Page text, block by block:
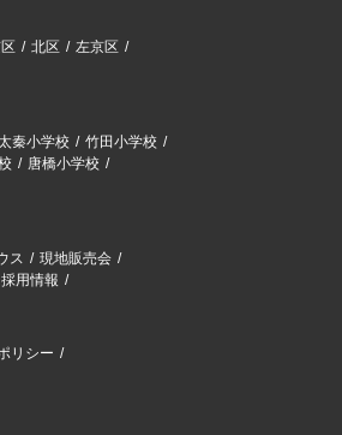
北区
左京区
秦小学校
竹田小学校
唐橋小学校
ス
現地販売会
採用情報
リシー